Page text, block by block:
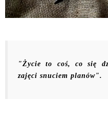
"Życie to coś, co się
zajęci snuciem planów".